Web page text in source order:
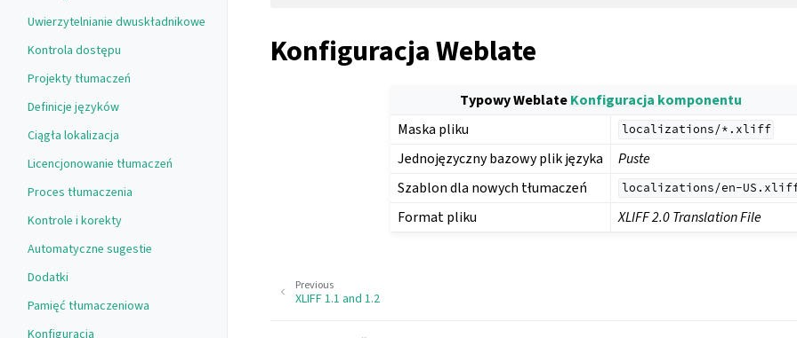
Uwierzytelnianie dwuskładnikowe
Kontrola dostępu
Projekty tłumaczeń
Definicje języków
Ciągła lokalizacja
Licencjonowanie tłumaczeń
Proces tłumaczenia
Kontrole i korekty
Automatyczne sugestie
Dodatki
Pamięć tłumaczeniowa
Konfiguracja
Konfiguracja Weblate
Typowy WeblateKonfiguracja komponentu
Maska pliku
localizations/*.xliff
Jednojęzyczny bazowy plik języka
Puste
Szablon dla nowych tłumaczeń
localizations/en-
Format pliku XLIFF 2.0 Translation File
Previous
XLIFF 1.1 and 1.2